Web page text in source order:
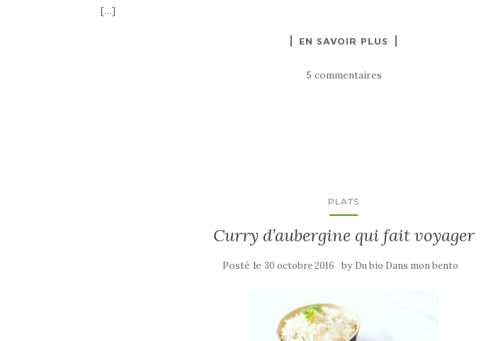
[…]
EN SAVOIR PLUS
5 commentaires
PLATS
Curry d’aubergine qui fait voyager
Posté le 30 octobre 2016 by Du bio Dans mon bento